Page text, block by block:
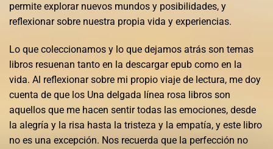
permite explorar nuevos mundos y posibilidades, y
reflexionar sobre nuestra propia vida y experiencias.
Lo que coleccionamos y lo que dejamos atrás son temas
libros resuenan tanto en la descargar epub como en la
vida. Al reflexionar sobre mi propio viaje de lectura, me doy
cuenta de que los Una delgada línea rosa libros son
aquellos que me hacen sentir todas las emociones, desde
la alegría y la risa hasta la tristeza y la empatía, y este libro
no es una excepción. Nos recuerda que la perfección no